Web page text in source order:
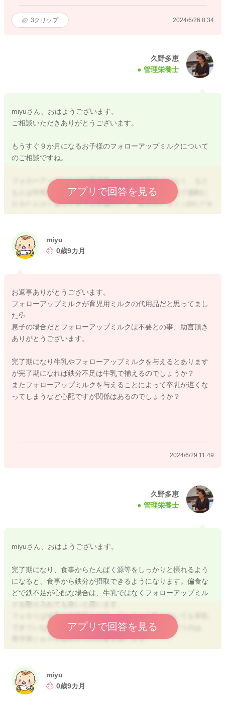
3クリップ 2024/6/26 8:34
久野多恵
管理栄養士
miyuさん、おはようございます。
ご相談いただきありがとうございます。
もうすぐ９か月になるお子様のフォローアップミルクについて
のご相談ですね。
フォローアップミルクは育児用ミルクの代替品ではなく、もと
もとは牛乳の代替品として開発された商品です。牛乳で過剰に
なるたんぱく質やミネラルを減らして、鉄分やビタミンDなどを
強化したものです。
離乳時期にフォローアップミルクの積極的使用をお勧めるの
は、離乳食の進みが悪くて鉄分不足が強く疑われる場合のお子
は過度な鉄分不足なるという事は考えにくいので、乳児向けに
開発されている育児用ミルクで継続されて良いと思います。
フォローアップミルクを使用してはいけないという事ではあり
ませんが、１歳までの乳児期の発達は育児用ミルクと離乳食で
賄うのが通常です。
フォロ―アップミルクの使用月齢が９カ月～となっているので
誤解を招き易く、フォローアップミルクの使用は必須ではあり
ませんし、離乳食を良く食べてくれているお子様は育児用ミル
クで継続されるかたが多いように思いますよ。
どで与えていきます。 フォローアップミルクは1歳～3歳児の
クの継続で問題ないかと思います。
アプリで回答を見る
miyu
0歳9カ月
お返事ありがとうございます。
フォローアップミルクが育児用ミルクの代用品だと思ってまし
た💦
息子の場合だとフォローアップミルクは不要との事、助言頂き
ありがとうございます。
完了期になり牛乳やフォローアップミルクを与えるとあります
が完了期になれば鉄分不足は牛乳で補えるのでしょうか？
またフォローアップミルクを与えることによって卒乳が遅くな
ってしまうなど心配ですが関係はあるのでしょうか？
2024/6/29 11:49
久野多恵
管理栄養士
miyuさん、おはようございます。
完了期になり、食事からたんぱく源等をしっかりと摂れるよう
になると、食事から鉄分が摂取できるようになります。偏食な
どで鉄不足が心配な場合は、牛乳ではなくフォローアップミル
クを取り入れても良いと思います。
フォロミは牛乳の代替品なので、フォロミを飲んでいても卒乳
できていないということにはならないです。卒乳というのは、
育児用ミルクや母乳からの卒業を指します。
フォロミを与えることで、育児用ミルクの卒業が遅くなるとい
すいということはあると思います。
フォロミは哺乳瓶ではなく牛乳と同じようにコップ等で与えま
アプリで回答を見る
miyu
0歳9カ月